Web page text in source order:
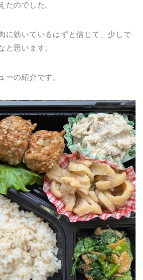
たのでした。
に効いているはずと信じて、少しで
と思います。
ーの紹介です。